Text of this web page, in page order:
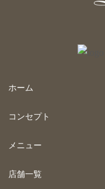
ホーム
コンセプト
メニュー
店舗一覧